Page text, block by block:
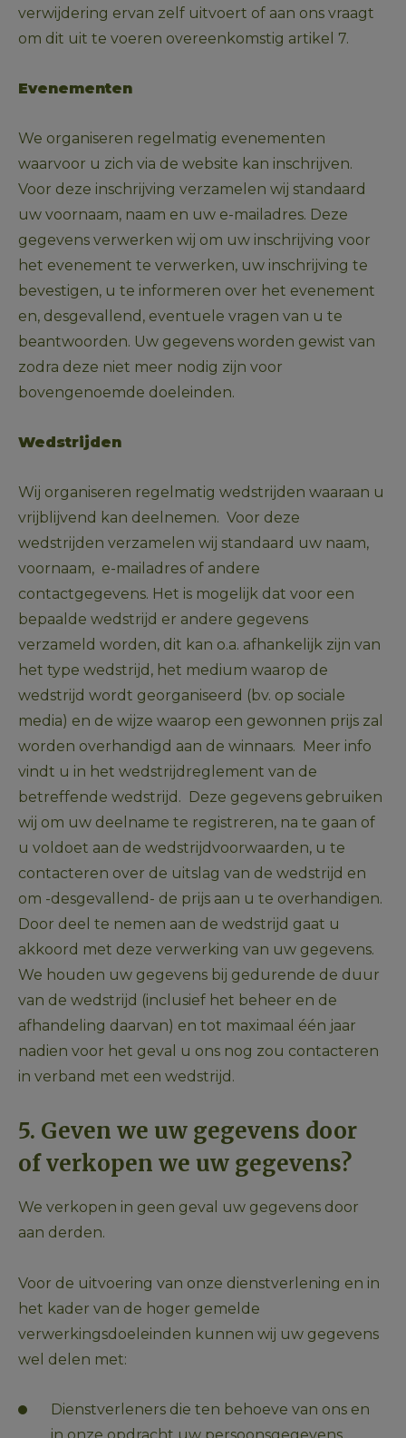
verwijdering ervan zelf uitvoert of aan ons vraagt
om dit uit te voeren overeenkomstig artikel 7.
Evenementen
We organiseren regelmatig evenementen
waarvoor u zich via de website kan inschrijven.
Voor deze inschrijving verzamelen wij standaard
uw voornaam, naam en uw e-mailadres. Deze
gegevens verwerken wij om uw inschrijving voor
het evenement te verwerken, uw inschrijving te
bevestigen, u te informeren over het evenement
en, desgevallend, eventuele vragen van u te
beantwoorden. Uw gegevens worden gewist van
zodra deze niet meer nodig zijn voor
bovengenoemde doeleinden.
Wedstrijden
Wij organiseren regelmatig wedstrijden waaraan u
vrijblijvend kan deelnemen.  Voor deze
wedstrijden verzamelen wij standaard uw naam,
voornaam,  e-mailadres of andere
contactgegevens. Het is mogelijk dat voor een
bepaalde wedstrijd er andere gegevens
verzameld worden, dit kan o.a. afhankelijk zijn van
het type wedstrijd, het medium waarop de
wedstrijd wordt georganiseerd (bv. op sociale
media) en de wijze waarop een gewonnen prijs zal
worden overhandigd aan de winnaars.  Meer info
vindt u in het wedstrijdreglement van de
betreffende wedstrijd.  Deze gegevens gebruiken
wij om uw deelname te registreren, na te gaan of
u voldoet aan de wedstrijdvoorwaarden, u te
contacteren over de uitslag van de wedstrijd en
om -desgevallend- de prijs aan u te overhandigen.
Door deel te nemen aan de wedstrijd gaat u
akkoord met deze verwerking van uw gegevens.
We houden uw gegevens bij gedurende de duur
van de wedstrijd (inclusief het beheer en de
afhandeling daarvan) en tot maximaal één jaar
nadien voor het geval u ons nog zou contacteren
in verband met een wedstrijd.
5. Geven we uw gegevens door
of verkopen we uw gegevens?
We verkopen in geen geval uw gegevens door
aan derden.
Voor de uitvoering van onze dienstverlening en in
het kader van de hoger gemelde
verwerkingsdoeleinden kunnen wij uw gegevens
wel delen met:
Dienstverleners die ten behoeve van ons en